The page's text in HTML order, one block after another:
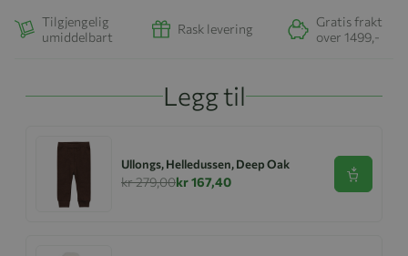
Tilgjengelig
umiddelbart
Rask levering
Gratis frakt
over 1499,-
Legg til
Ullongs, Helledussen, Deep Oak
kr 279,00kr 167,40 Se